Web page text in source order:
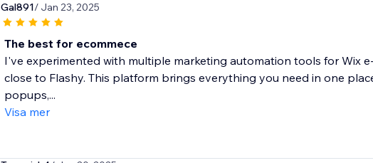
Gal891/ Jan 23, 2025
The best for ecommece
I've experimented with multiple marketing automation tools for Wix
close to Flashy. This platform brings everything you need in one
popups,...
Visa mer